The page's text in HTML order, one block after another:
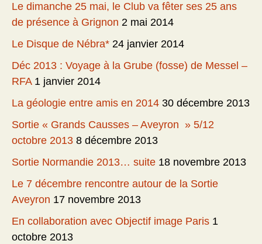
Le dimanche 25 mai, le Club va fêter ses 25 ans
de présence à Grignon 2 mai 2014
Le Disque de Nébra* 24 janvier 2014
Déc 2013 : Voyage à la Grube (fosse) de Messel –
RFA 1 janvier 2014
La géologie entre amis en 2014 30 décembre 2013
Sortie « Grands Causses – Aveyron » 5/12
octobre 2013 8 décembre 2013
Sortie Normandie 2013… suite 18 novembre 2013
Le 7 décembre rencontre autour de la Sortie
Aveyron 17 novembre 2013
En collaboration avec Objectif image Paris 1
octobre 2013